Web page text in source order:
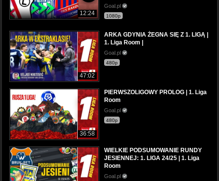
12:24
Goal.pl
1080p
47:02
ARKA GDYNIA ŻEGNA SIĘ Z 1. LIGĄ |
1. Liga Room |
Goal.pl
480p
36:58
PIERWSZOLIGOWY PROLOG | 1. Liga
Room
Goal.pl
480p
WIELKIE PODSUMOWANIE RUNDY
JESIENNEJ: 1. LIGA 24/25 | 1. Liga
Room
Goal.pl